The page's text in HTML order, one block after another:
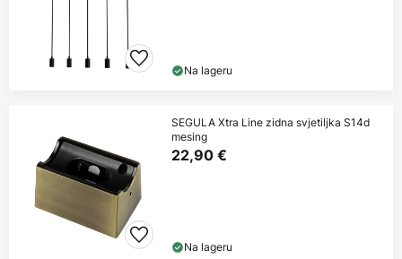
Na lageru
SEGULA Xtra Line zidna svjetiljka S14d
mesing
22,90 €
Na lageru